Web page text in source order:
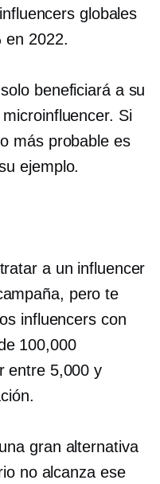
globales
en 2022.
beneficiará a su
microinfluencer. Si
más probable es
ejemplo.
a un influencer
pero te
influencers con
100,000
entre 5,000 y
gran alternativa
no alcanza ese